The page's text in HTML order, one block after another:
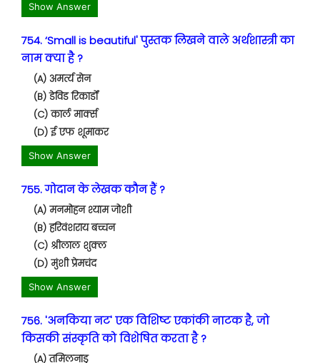
Show Answer
754. ‘Small is beautiful' पुस्तक लिखने वाले अर्थशास्त्री का
नाम क्या है ?
(A) अमर्त्य सेन
(B) डेविड रिकार्डों
(C) कार्ल मार्क्स
(D) ई एफ शूमाकर
Show Answer
755. गोदान के लेखक कौन हैं ?
(A) मनमोहन श्याम जोशी
(B) हरिवंशराय बच्चन
(C) श्रीलाल शुक्ल
(D) मुंशी प्रेमचंद
Show Answer
756. 'अनकिया नट' एक विशिष्ट एकांकी नाटक है, जो
किसकी संस्कृति को विशेषित करता है ?
(A) तमिलनाडु